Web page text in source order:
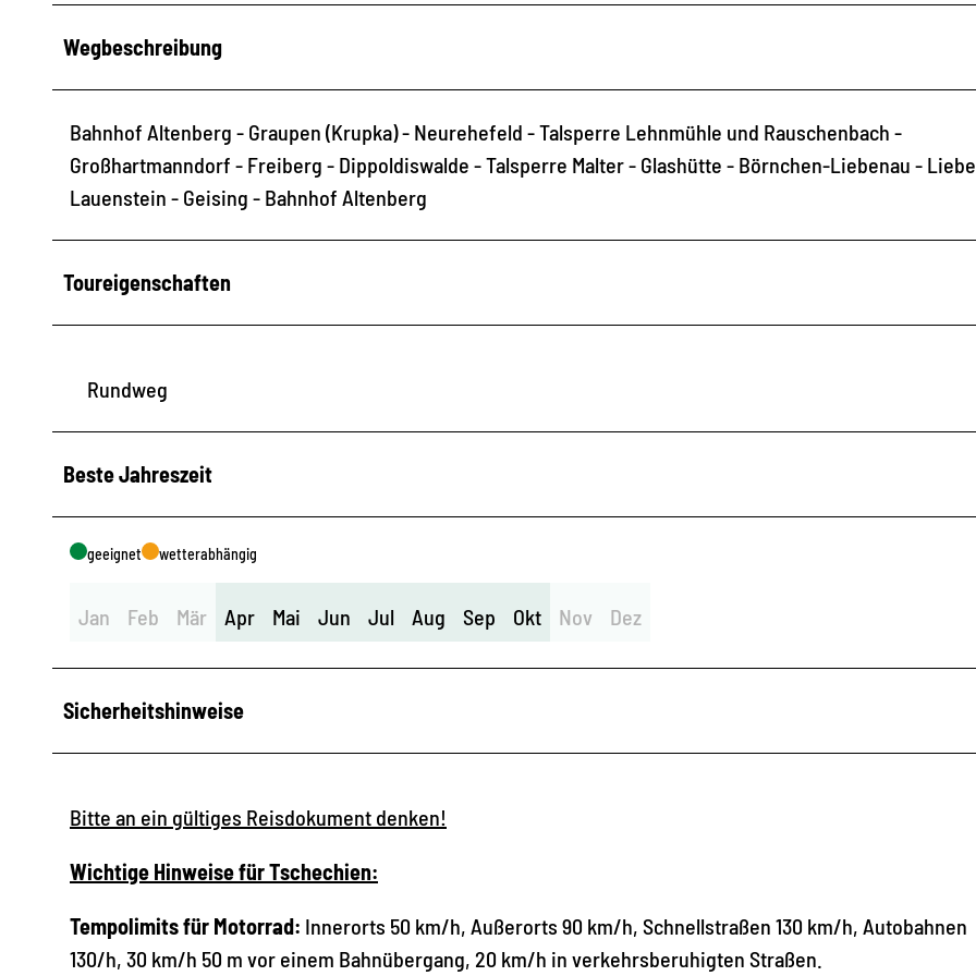
Wegbeschreibung
Bahnhof Altenberg - Graupen (Krupka) - Neurehefeld - Talsperre Lehnmühle und Rauschenbach -
Großhartmanndorf - Freiberg - Dippoldiswalde - Talsperre Malter - Glashütte - Börnchen-Liebenau -
Lauenstein - Geising - Bahnhof Altenberg
Toureigenschaften
Rundweg
Beste Jahreszeit
geeignet wetterabhängig
Jan Feb Mär Apr Mai Jun Jul Aug Sep Okt Nov Dez
Sicherheitshinweise
Bitte an ein gültiges Reisdokument denken!
Wichtige Hinweise für Tschechien:
Tempolimits für Motorrad: Innerorts 50 km/h, Außerorts 90 km/h, Schnellstraßen 130 km/h, Autobahnen
130/h, 30 km/h 50 m vor einem Bahnübergang, 20 km/h in verkehrsberuhigten Straßen.